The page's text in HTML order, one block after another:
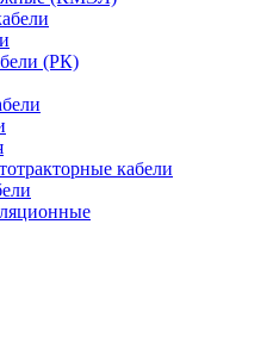
(РК)
кабели